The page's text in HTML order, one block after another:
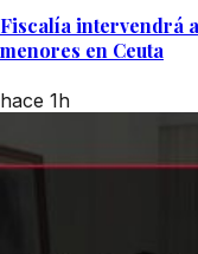
Fiscalía intervendrá
menores en Ceuta
hace 1h